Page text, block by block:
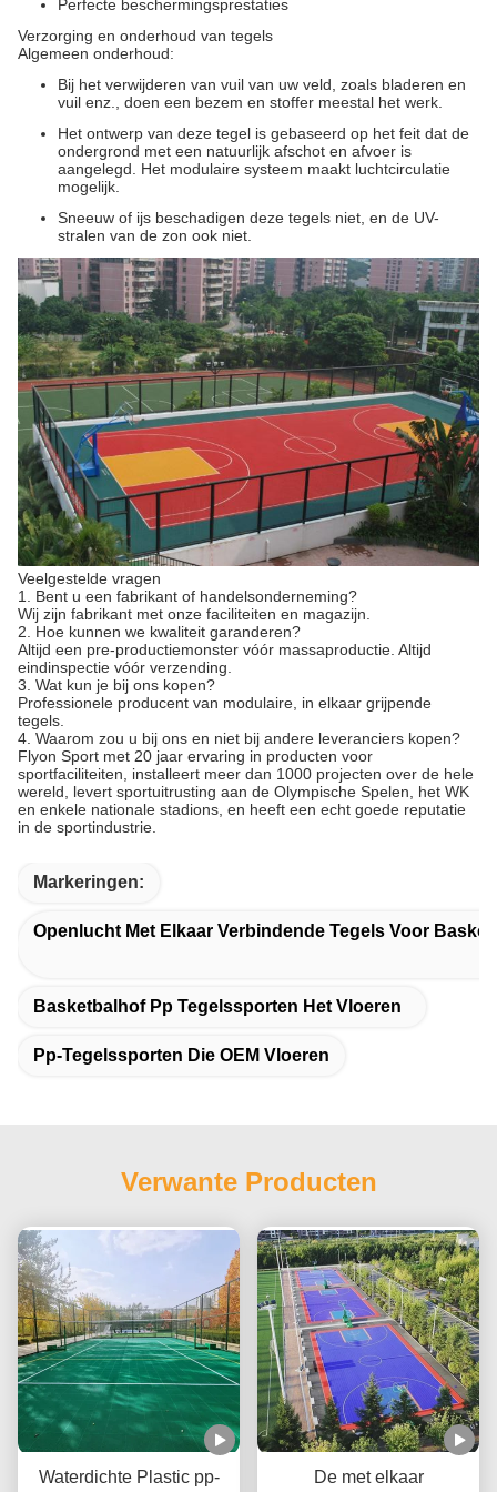
Perfecte beschermingsprestaties
Verzorging en onderhoud van tegels
Algemeen onderhoud:
Bij het verwijderen van vuil van uw veld, zoals bladeren en
vuil enz., doen een bezem en stoffer meestal het werk.
Het ontwerp van deze tegel is gebaseerd op het feit dat de
ondergrond met een natuurlijk afschot en afvoer is
aangelegd. Het modulaire systeem maakt luchtcirculatie
mogelijk.
Sneeuw of ijs beschadigen deze tegels niet, en de UV-
stralen van de zon ook niet.
Veelgestelde vragen
1. Bent u een fabrikant of handelsonderneming?
Wij zijn fabrikant met onze faciliteiten en magazijn.
2. Hoe kunnen we kwaliteit garanderen?
Altijd een pre-productiemonster vóór massaproductie. Altijd
eindinspectie vóór verzending.
3. Wat kun je bij ons kopen?
Professionele producent van modulaire, in elkaar grijpende
tegels.
4. Waarom zou u bij ons en niet bij andere leveranciers kopen?
Flyon Sport met 20 jaar ervaring in producten voor
sportfaciliteiten, installeert meer dan 1000 projecten over de hele
wereld, levert sportuitrusting aan de Olympische Spelen, het WK
en enkele nationale stadions, en heeft een echt goede reputatie
in de sportindustrie.
Markeringen:
Openlucht Met Elkaar Verbindende Tegels Voor
Basketbalhof Pp Tegelssporten Het Vloeren
Pp-Tegelssporten Die OEM Vloeren
Verwante Producten
Waterdichte Plastic pp-
De met elkaar